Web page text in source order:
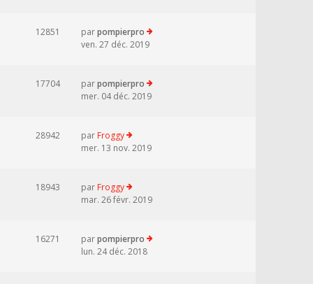
12851 parpompierpro
ven. 27 déc. 2019
17704 parpompierpro
mer. 04 déc. 2019
28942 par Froggy
mer. 13 nov. 2019
18943 par Froggy
mar. 26 févr. 2019
16271 parpompierpro
lun. 24 déc. 2018